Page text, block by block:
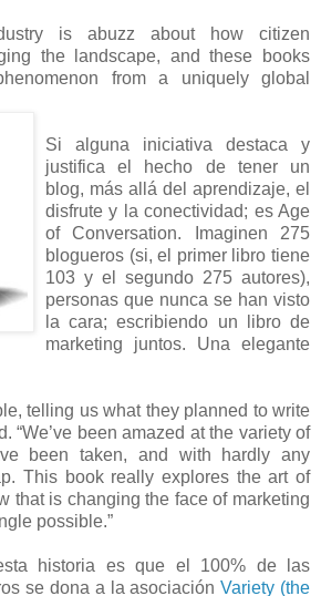
is abuzz about how citizen
the landscape, and these books
from a uniquely global
Si alguna iniciativa destaca y
justifica el hecho de tener un
blog, más allá del aprendizaje, el
disfrute y la conectividad; es Age
of Conversation. Imaginen 275
blogueros (si, el primer libro tiene
103 y el segundo 275 autores),
personas que nunca se han visto
la cara; escribiendo un libro de
marketing juntos. Una elegante
telling us what they planned to write
“We’ve been amazed at the variety of
been taken, and with hardly any
This book really explores the art of
that is changing the face of marketing
possible.”
historia es que el 100% de las
se dona a la asociaciónVariety (the